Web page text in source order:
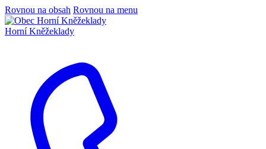
Rovnou na obsah Rovnou na menu
Horní Kněžeklady